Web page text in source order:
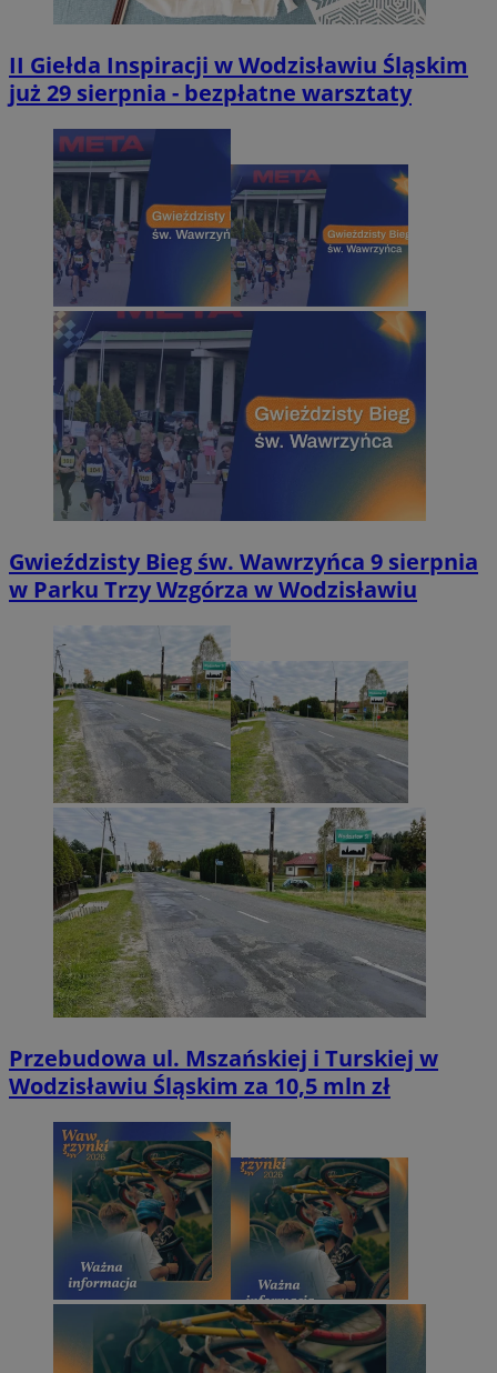
II Giełda Inspiracji w Wodzisławiu Śląskim
już 29 sierpnia - bezpłatne warsztaty
Gwieździsty Bieg św. Wawrzyńca 9 sierpnia
w Parku Trzy Wzgórza w Wodzisławiu
Przebudowa ul. Mszańskiej i Turskiej w
Wodzisławiu Śląskim za 10,5 mln zł